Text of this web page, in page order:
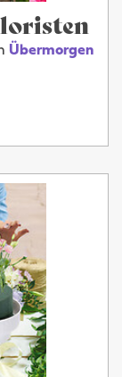
Übermorgen